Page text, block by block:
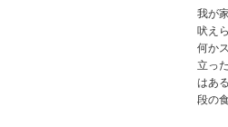
我が
吠え
何か
立っ
はあ
段の